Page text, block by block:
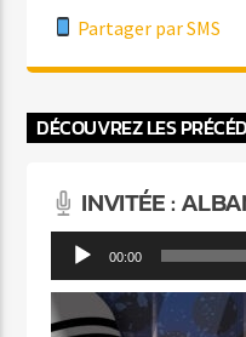
Partager par SMS
DÉCOUVREZ LES
INVITÉE :
Lecteur
audio
00:00